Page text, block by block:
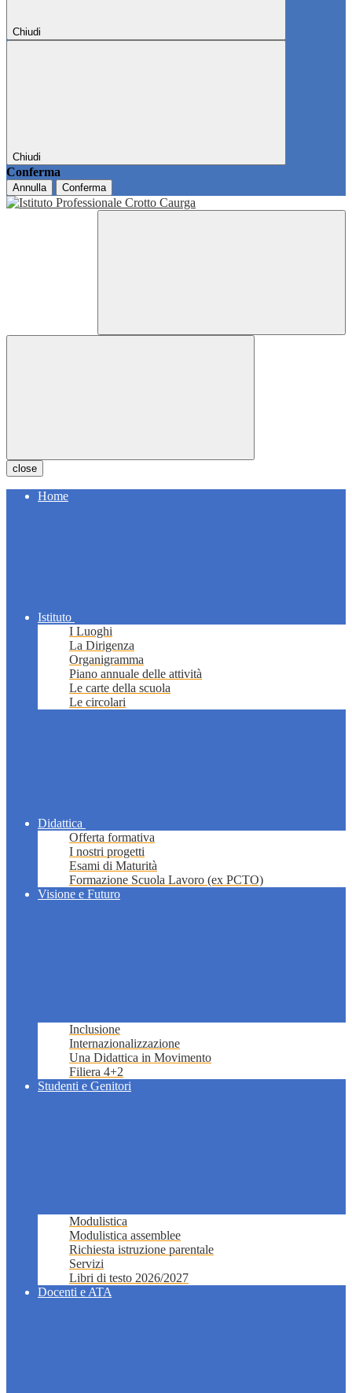
Chiudi
Chiudi
Conferma
Annulla Conferma
close
Home
Istituto
I Luoghi
La Dirigenza
Organigramma
Piano annuale delle attività
Le carte della scuola
Le circolari
Didattica
Offerta formativa
I nostri progetti
Esami di Maturità
Formazione Scuola Lavoro (ex PCTO)
Visione e Futuro
Inclusione
Internazionalizzazione
Una Didattica in Movimento
Filiera 4+2
Studenti e Genitori
Modulistica
Modulistica assemblee
Richiesta istruzione parentale
Servizi
Libri di testo 2026/2027
Docenti e ATA